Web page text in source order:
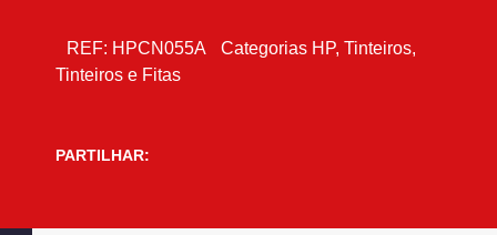
REF: HPCN055A Categorias HP, Tinteiros,
Tinteiros e Fitas
PARTILHAR: